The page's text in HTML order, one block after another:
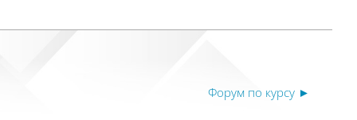
Форум по курсу ►